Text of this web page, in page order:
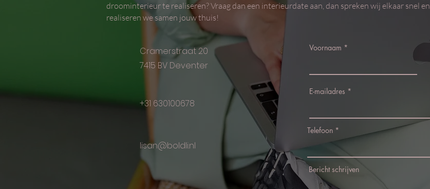
Voornaam
E-mailadres
Telefoon
Bericht schrijven
droominterieur te realiseren? Vraag dan een interieurdate aan, dan spreken wij elkaar snel en
realiseren we samen jouw thuis!
Cramerstraat 20
7415 BV Deventer
+31 630100678
lisan@boldli.nl